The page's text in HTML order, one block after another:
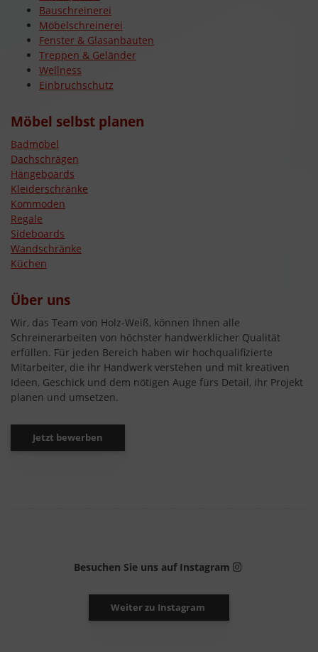
Bauschreinerei
Möbelschreinerei
Fenster & Glasanbauten
Treppen & Geländer
Wellness
Einbruchschutz
Möbel selbst planen
Badmöbel
Dachschrägen
Hängeboards
Kleiderschränke
Kommoden
Regale
Sideboards
Wandschränke
Küchen
Über uns
Wir, das Team von Holz-Weiß, können Ihnen alle
Schreinerarbeiten von höchster handwerklicher Qualität
erfüllen. Für jeden Bereich haben wir hochqualifizierte
Mitarbeiter, die ihr Handwerk verstehen und mit kreativen
Ideen, Geschick und dem nötigen Auge fürs Detail, ihr Projekt
planen und umsetzen.
Jetzt bewerben
Besuchen Sie uns auf Instagram
Weiter zu Instagram